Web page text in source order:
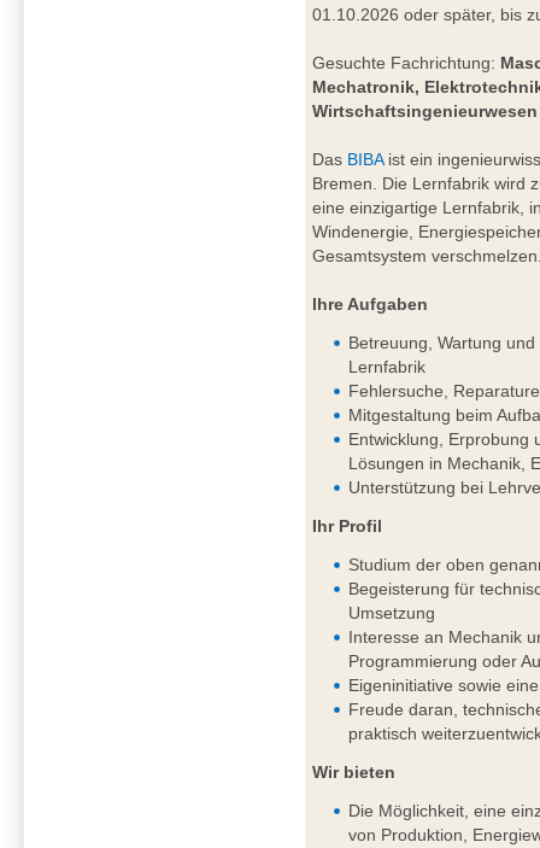
01.10.2026 oder später, bis
Gesuchte Fachrichtung:
Mechatronik,
Das BIBAist ein
Bremen. Die Lernfabrik wird
eine einzigartige Lernfabrik,
Windenergie,
Gesamtsystem
Ihre Aufgaben
Betreuung, Wartung
Lernfabrik
Fehlersuche,
Mitgestaltung beim
Entwicklung, Erprobung
Lösungen in Mechanik,
Unterstützung bei
Ihr Profil
Studium der oben
Begeisterung für
Umsetzung
Interesse an Mechanik
Programmierung oder
Eigeninitiative sowie
Freude daran,
praktisch
Wir bieten
Die Möglichkeit, eine
von Produktion,